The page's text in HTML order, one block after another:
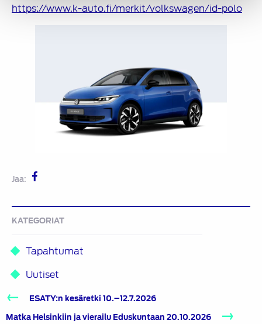
KATEGORIAT
Tapahtumat
Uutiset
https://www.k-auto.fi/merkit/volkswagen/id-polo
Jaa:
Artikkelien
selausESATY:n kesäretki 10.–12.7.2026
Matka Helsinkiin ja vierailu Eduskuntaan 20.10.2026